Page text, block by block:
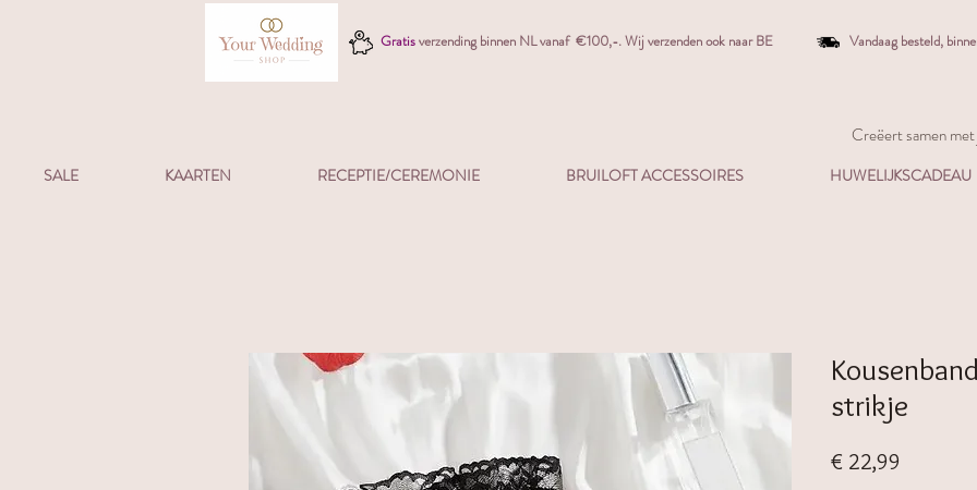
Gratisverzending binnen NL vanaf €100,-. Wij verzenden ook naar BE Vandaag besteld,
Creëert samen
SALE KAARTEN RECEPTIE/CEREMONIE BRUILOFT ACCESSOIRES HUWELIJKSCADEAU
strikje
€ 22,99